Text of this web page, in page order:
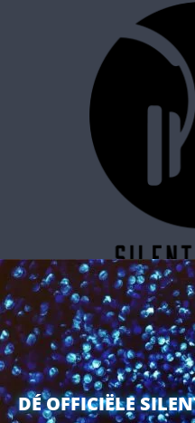
SILENT
DÉ OFFICIËLE